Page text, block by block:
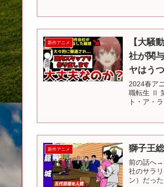
新作アニメ
【大騒
社が関
ヤはう
2024春ア
職転生 Ⅱ
ト・ア・
新作アニメ 獅子王
前の話へ→
社のサラ
ン）だっ